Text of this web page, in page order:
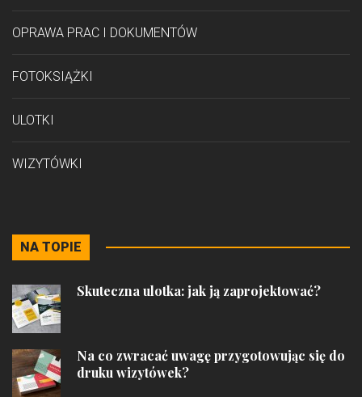
OPRAWA PRAC I DOKUMENTÓW
FOTOKSIĄŻKI
ULOTKI
WIZYTÓWKI
NA TOPIE
Skuteczna ulotka: jak ją zaprojektować?
Na co zwracać uwagę przygotowując się do
druku wizytówek?